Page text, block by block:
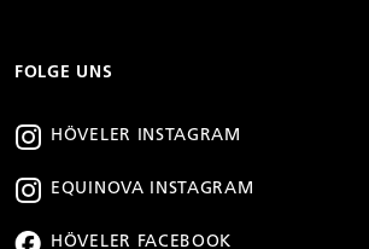
FOLGE UNS
HÖVELER INSTAGRAM
EQUINOVA INSTAGRAM
HÖVELER FACEBOOK